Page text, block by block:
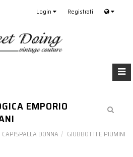
Login Registrati
CAPISPALLA DONNA GIUBBOTTI E PIUMINI
EMPORIO